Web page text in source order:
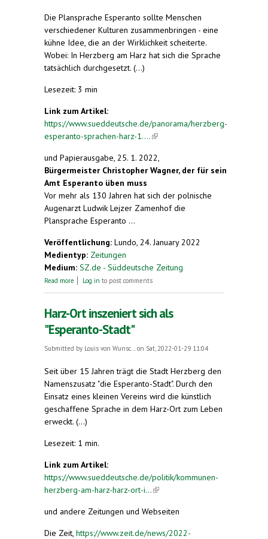
Die Plansprache Esperanto sollte Menschen
verschiedener Kulturen zusammenbringen - eine
kühne Idee, die an der Wirklichkeit scheiterte.
Wobei: In Herzberg am Harz hat sich die Sprache
tatsächlich durchgesetzt. (...)
Lesezeit: 3 min
Link zum Artikel:
https://www.sueddeutsche.de/panorama/herzberg-
esperanto-sprachen-harz-1....(link is external)
und Papierausgabe, 25. 1. 2022,
Bürgermeister Christopher Wagner, der für sein
Amt Esperanto üben muss
Vor mehr als 130 Jahren hat sich der polnische
Augenarzt Ludwik Lejzer Zamenhof die
Plansprache Esperanto ...
Veröffentlichung: Lundo, 24. January 2022
Medientyp: Zeitungen
Medium: SZ.de - Süddeutsche Zeitung
Read more about "Esperanto hat in Herzberg eine lange
Log in to post comments
Harz-Ort inszeniert sich als
"Esperanto-Stadt"
Submitted by Louis von Wunsc... on Sat, 2022-01-29 11:04
Seit über 15 Jahren trägt die Stadt Herzberg den
Namenszusatz "die Esperanto-Stadt". Durch den
Einsatz eines kleinen Vereins wird die künstlich
geschaffene Sprache in dem Harz-Ort zum Leben
erweckt. (...)
Lesezeit: 1 min.
Link zum Artikel:
https://www.sueddeutsche.de/politik/kommunen-
herzberg-am-harz-harz-ort-i...(link is external)
und andere Zeitungen und Webseiten
Die Zeit, https://www.zeit.de/news/2022-